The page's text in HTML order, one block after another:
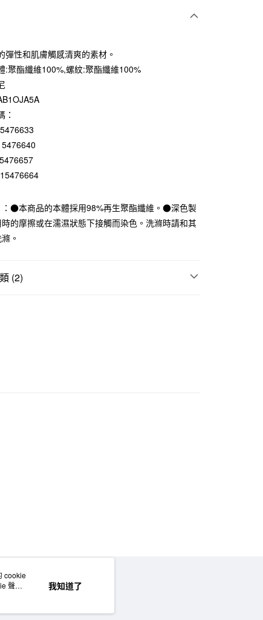
款
每期
業銀行
行
銀行
業銀行
商業銀行
行
業銀行
中國信託商業銀行
卡公司
滿NT$1,000(含以上)免運費
NT$1,000(含以上)免運費
彈性和肌膚觸感清爽的素材。
:聚酯纖維100%,螺紋:聚酯纖維100%
：●本商品的本體採用98%再生聚酯纖維。●深色製
的摩擦或在濡濕狀態下接觸而染色。洗滌時請和其
。
(2)
cookie
聲明
我知道了